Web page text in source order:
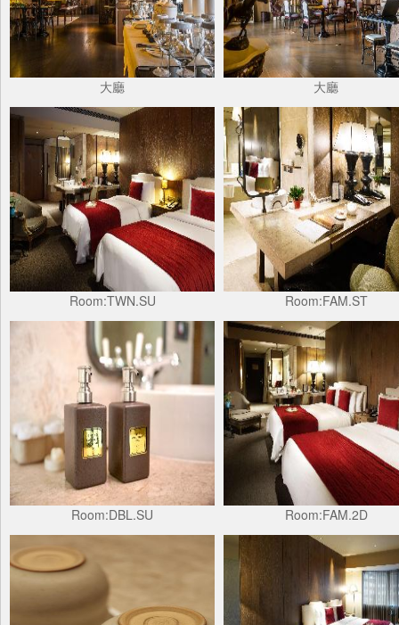
大廳 大廳
Room:TWN.SU Room:FAM.ST
Room:DBL.SU Room:FAM.2D